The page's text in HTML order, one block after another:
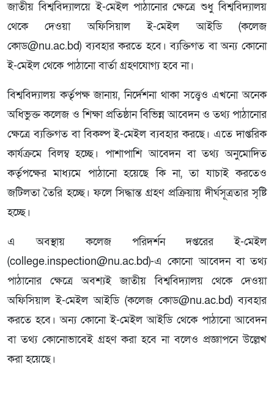
জাতীয় বিশ্ববিদ্যালয়ে ই-মেইল পাঠানোর ক্ষেত্রে শুধু বিশ্ববিদ্যালয়
থেকে দেওয়া অফিসিয়াল ই-মেইল আইডি (কলেজ
কোড@nu.ac.bd) ব্যবহার করতে হবে। ব্যক্তিগত বা অন্য কোনো
ই-মেইল থেকে পাঠানো বার্তা গ্রহণযোগ্য হবে না।
বিশ্ববিদ্যালয় কর্তৃপক্ষ জানায়, নির্দেশনা থাকা সত্ত্বেও এখনো অনেক
অধিভুক্ত কলেজ ও শিক্ষা প্রতিষ্ঠান বিভিন্ন আবেদন ও তথ্য পাঠানোর
ক্ষেত্রে ব্যক্তিগত বা বিকল্প ই-মেইল ব্যবহার করছে। এতে দাপ্তরিক
কার্যক্রমে বিলম্ব হচ্ছে। পাশাপাশি আবেদন বা তথ্য অনুমোদিত
কর্তৃপক্ষের মাধ্যমে পাঠানো হয়েছে কি না, তা যাচাই করতেও
জটিলতা তৈরি হচ্ছে। ফলে সিদ্ধান্ত গ্রহণ প্রক্রিয়ায় দীর্ঘসূত্রতার সৃষ্টি
হচ্ছে।
এ অবস্থায় কলেজ পরিদর্শন দপ্তরের ই-মেইল
(college.inspection@nu.ac.bd)-এ কোনো আবেদন বা তথ্য
পাঠানোর ক্ষেত্রে অবশ্যই জাতীয় বিশ্ববিদ্যালয় থেকে দেওয়া
অফিসিয়াল ই-মেইল আইডি (কলেজ কোড@nu.ac.bd) ব্যবহার
করতে হবে। অন্য কোনো ই-মেইল আইডি থেকে পাঠানো আবেদন
বা তথ্য কোনোভাবেই গ্রহণ করা হবে না বলেও প্রজ্ঞাপনে উল্লেখ
করা হয়েছে।